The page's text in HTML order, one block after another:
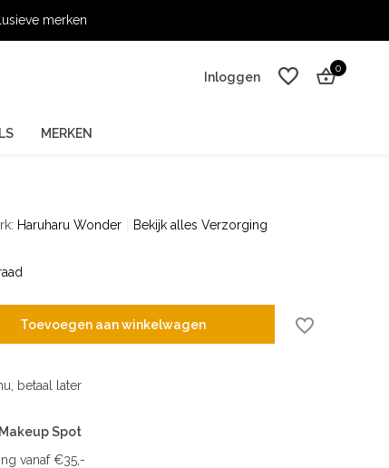
merken
Inloggen
0
MERKEN
Haruharu Wonder Bekijk alles Verzorging
Toevoegen aan winkelwagen
betaal later
Spot
vanaf €35,-